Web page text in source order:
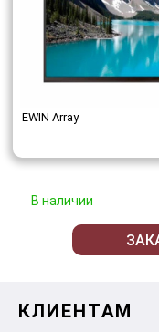
EWIN Array
В наличии
КЛИЕНТАМ